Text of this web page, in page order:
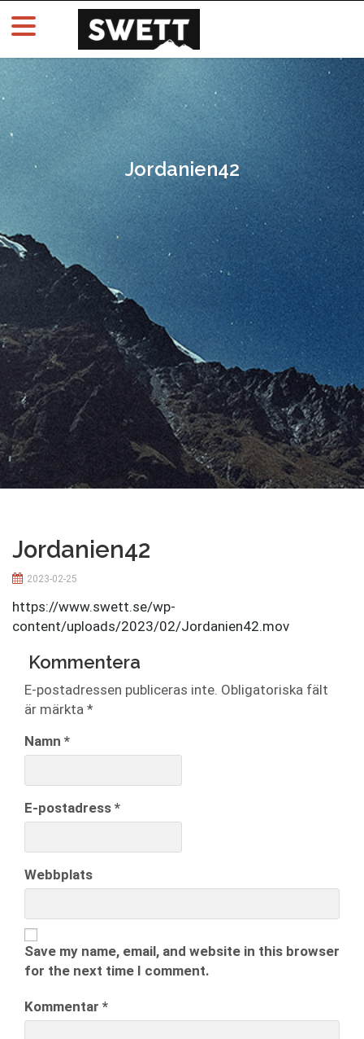
Jordanien42
Jordanien42
2023-02-25
https://www.swett.se/wp-
content/uploads/2023/02/Jordanien42.mov
Kommentera
E-postadressen publiceras inte. Obligatoriska fält
är märkta *
Namn *
E-postadress *
Webbplats
Save my name, email, and website in this browser
for the next time I comment.
Kommentar *